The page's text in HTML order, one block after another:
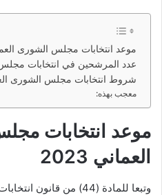
موعد انتخابات مجلس الشورى العماني
عدد المرشحين في انتخابات مجلس
شروط انتخابات مجلس الشورى
معجب بهذه:
موعد انتخابات
العماني 2023
وتبعا للمادة (44) من